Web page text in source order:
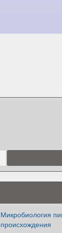
Микробиология
происхождения